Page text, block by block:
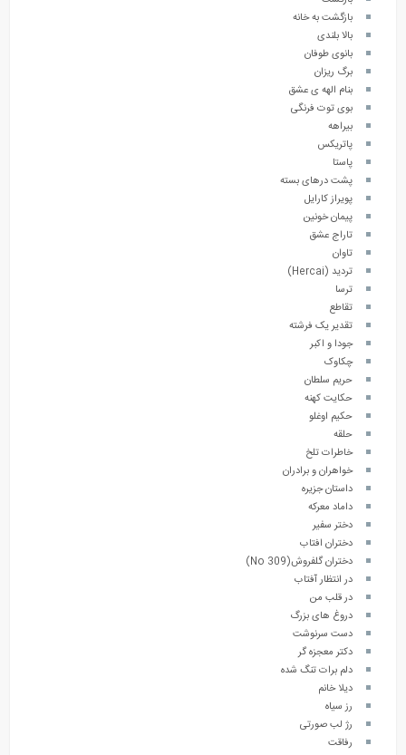
بازگشت به خانه
بالا بلندی
بانوی طوفان
برگ ریزان
بنام الهه ی عشق
بوی توت فرنگی
بیراهه
پاتریکس
پاستا
پشت درهای بسته
پویراز کارایل
پیمان خونین
تاراج عشق
تاوان
تردید (Hercai)
ترسا
تقاطع
تقدیر یک فرشته
جودا و اکبر
چکاوک
حریم سلطان
حکایت کهنه
حکیم اوغلو
حلقه
خاطرات تلخ
خواهران و برادران
داستان جزیره
داماد معرکه
دختر سفیر
دختران افتاب
دختران گلفروش(No 309)
در انتظار آفتاب
در قلب من
دروغ های بزرگ
دست سرنوشت
دکتر معجزه گر
دلم برات تنگ شده
دیلا خانم
رز سیاه
رژ لب صورتی
رفاقت